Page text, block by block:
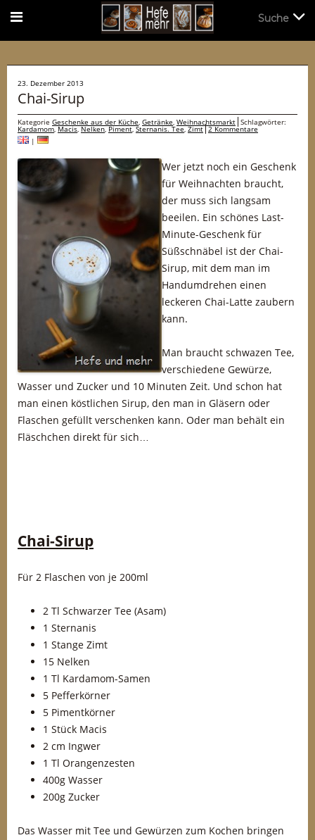
23. Dezember 2013
Chai-Sirup
Kategorie Geschenke aus der Küche, Getränke, Weihnachtsmarkt Schlagwörter:
Kardamom,Macis,Nelken,Piment,Sternanis. Tee,Zimt 2 Kommentare
|
Wer jetzt noch ein Geschenk
für Weihnachten braucht,
der muss sich langsam
beeilen. Ein schönes Last-
Minute-Geschenk für
Süßschnäbel ist der Chai-
Sirup, mit dem man im
Handumdrehen einen
leckeren Chai-Latte zaubern
kann.
Man braucht schwazen Tee,
verschiedene Gewürze,
Wasser und Zucker und 10 Minuten Zeit. Und schon hat
man einen köstlichen Sirup, den man in Gläsern oder
Flaschen gefüllt verschenken kann. Oder man behält ein
Fläschchen direkt für sich…
Chai-Sirup
Für 2 Flaschen von je 200ml
2 Tl Schwarzer Tee (Asam)
1 Sternanis
1 Stange Zimt
15 Nelken
1 Tl Kardamom-Samen
5 Pefferkörner
5 Pimentkörner
1 Stück Macis
2 cm Ingwer
1 Tl Orangenzesten
400g Wasser
200g Zucker
Das Wasser mit Tee und Gewürzen zum Kochen bringen
Suche
Suche